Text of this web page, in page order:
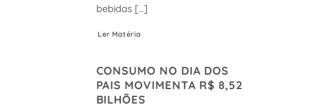
bebidas [...]
Ler Matéria
CONSUMO NO DIA DOS
PAIS MOVIMENTA R$ 8,52
BILHÕES